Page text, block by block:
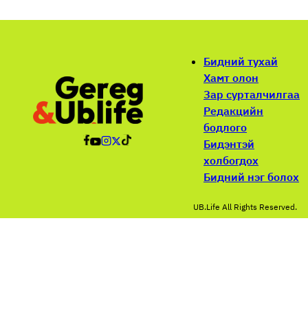
Бидний тухай
Хамт олон
Зар сурталчилгаа
Редакцийн
бодлого
Бидэнтэй
холбогдох
Бидний нэг болох
UB.Life All Rights Reserved.